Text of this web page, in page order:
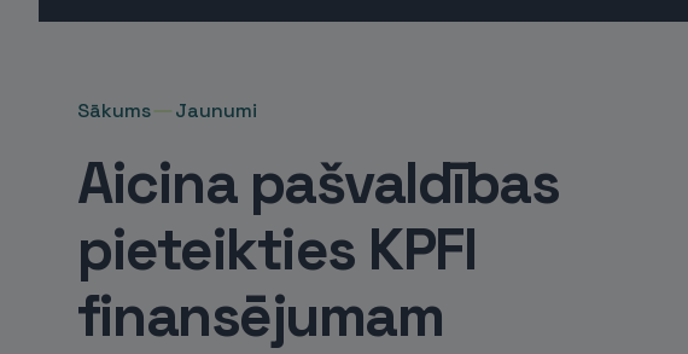
Sākums Jaunumi
Aicina pašvaldības
pieteikties KPFI
finansējumam